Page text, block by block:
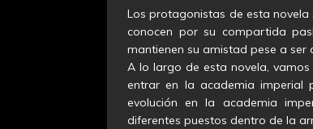
Los protagonistas de esta novela
conocen por su compartida
mantienen su amistad pese a ser
A lo largo de esta novela,
entrar en la academia imperial
evolución en la academia
diferentes puestos dentro de la